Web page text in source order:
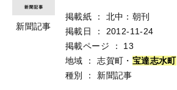
新聞記事
掲載紙 ：
北中：朝刊
掲載日
：
2012-11-24
掲載ページ
：
13
地域
： 志賀町・ 宝達志水町
種別
： 新聞記事